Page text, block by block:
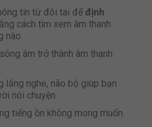
tin từ đôi tai đểđịnh
cách tìm xem âm thanh
nào.
âm trở thành âm thanh
lắng nghe, não bộ giúp bạn
nói chuyện.
tiếng ồn không mong muốn.